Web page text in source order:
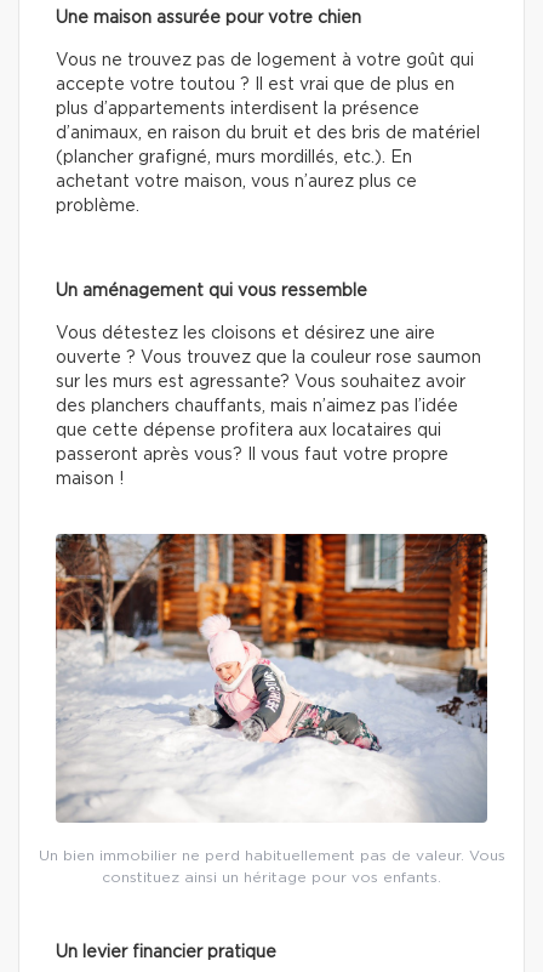
Une maison assurée pour votre chien
Vous ne trouvez pas de logement à votre goût qui
accepte votre toutou ? Il est vrai que de plus en
plus d’appartements interdisent la présence
d’animaux, en raison du bruit et des bris de matériel
(plancher grafigné, murs mordillés, etc.). En
achetant votre maison, vous n’aurez plus ce
problème.
Un aménagement qui vous ressemble
Vous détestez les cloisons et désirez une aire
ouverte ? Vous trouvez que la couleur rose saumon
sur les murs est agressante? Vous souhaitez avoir
des planchers chauffants, mais n’aimez pas l’idée
que cette dépense profitera aux locataires qui
passeront après vous? Il vous faut votre propre
maison !
Un bien immobilier ne perd habituellement pas de valeur. Vous
constituez ainsi un héritage pour vos enfants.
Un levier financier pratique